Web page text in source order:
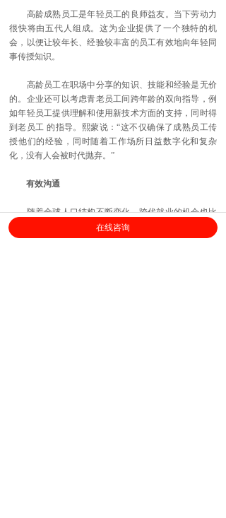
高龄成熟员工是年轻员工的良师益友。当下劳动力
很快将由五代人组成。这为企业提供了一个独特的机
会，以便让较年长、经验较丰富的员工有效地向年轻同
事传授知识。
高龄员工在职场中分享的知识、技能和经验是无价
的。企业还可以考虑青老员工间跨年龄的双向指导，例
如年轻员工提供理解和使用新技术方面的支持，同时得
到老员工 的指导。熙蒙说：“这不仅确保了成熟员工传
授他们的经验，同时随着工作场所日益数字化和复杂
化，没有人会被时代抛弃。”
有效沟通
随着全球人口结构不断变化，跨代就业的机会也比
以往任何时候都多。这就意味着人力资源部门将面临许
多过去未曾经历的挑战。人力资源部门应该将这些内容
在线咨询